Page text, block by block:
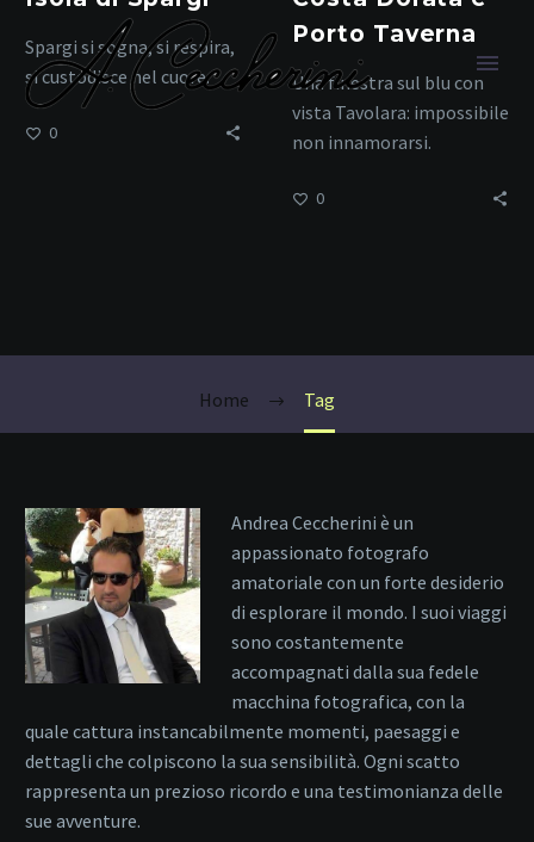
Home Tag
Spargi si sogna, si respira,
si custodisce nel cuore.
0
Porto Taverna
Una finestra sul blu con
vista Tavolara: impossibile
non innamorarsi.
0
Andrea Ceccherini è un
appassionato fotografo
amatoriale con un forte desiderio
di esplorare il mondo. I suoi viaggi
sono costantemente
accompagnati dalla sua fedele
macchina fotografica, con la
quale cattura instancabilmente momenti, paesaggi e
dettagli che colpiscono la sua sensibilità. Ogni scatto
rappresenta un prezioso ricordo e una testimonianza delle
sue avventure.